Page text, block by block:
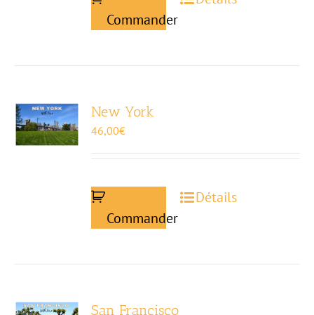
Commander
New York
46,00€
Commander
Détails
San Francisco